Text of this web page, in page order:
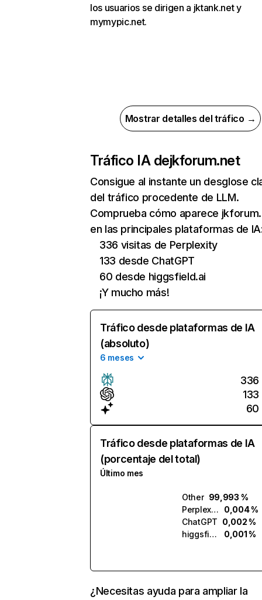
los usuarios se dirigen a jktank.net y
mymypic.net.
Mostrar detalles del tráfico →
Tráfico IA dejkforum.net
Consigue al instante un desglose
del tráfico procedente de LLM.
Comprueba cómo aparece
en las principales plataformas de
336 visitas de Perplexity
133 desde ChatGPT
60 desde higgsfield.ai
¡Y mucho más!
Tráfico desde plataformas de IA
(absoluto)
6 meses
336
133
60
Tráfico desde plataformas de IA
(porcentaje del total)
Último mes
Other 99,993 %
Perplexity
0,004 %
ChatGPT 0,002 %
higgsfield.ai
0,001 %
¿Necesitas ayuda para ampliar la